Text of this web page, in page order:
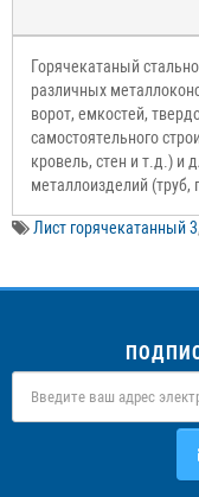
Горячекатаный
различных
ворот, емкостей,
самостоятельного
кровель, стен и т.д.) и
металлоизделий (труб,
Лист горячекатанный 3